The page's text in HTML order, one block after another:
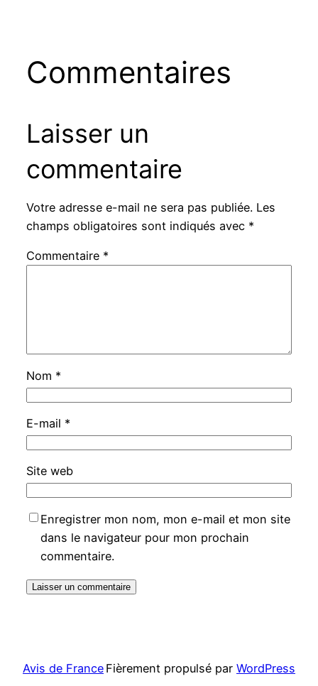
Commentaires
Laisser un
commentaire
Votre adresse e-mail ne sera pas publiée. Les
champs obligatoires sont indiqués avec *
Commentaire *
Nom *
E-mail *
Site web
Enregistrer mon nom, mon e-mail et mon site
dans le navigateur pour mon prochain
commentaire.
Avis de France Fièrement propulsé par WordPress